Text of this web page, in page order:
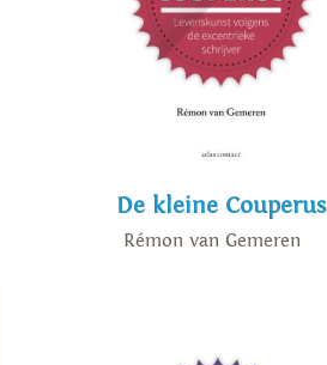
De kleine Couperus
Rémon van Gemeren